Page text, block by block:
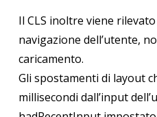
Il CLS inoltre viene
navigazione dell’utente,
caricamento.
Gli spostamenti di layout
millisecondi dall’input